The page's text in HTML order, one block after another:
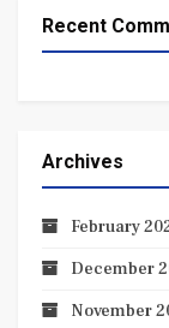
Recent
Archives
February
December
November